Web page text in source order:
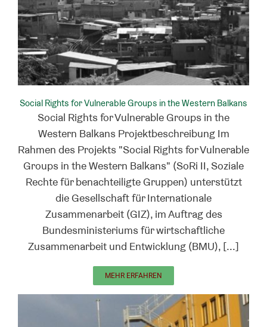
Social Rights for Vulnerable Groups in the Western Balkans
Social Rights for Vulnerable Groups in the
Western Balkans Projektbeschreibung Im
Rahmen des Projekts "Social Rights for Vulnerable
Groups in the Western Balkans" (SoRi II, Soziale
Rechte für benachteiligte Gruppen) unterstützt
die Gesellschaft für Internationale
Zusammenarbeit (GIZ), im Auftrag des
Bundesministeriums für wirtschaftliche
Zusammenarbeit und Entwicklung (BMU), [...]
MEHR ERFAHREN